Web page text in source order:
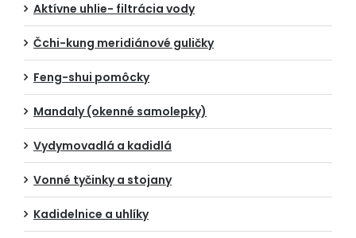
Aktívne uhlie- filtrácia vody
Čchi-kung meridiánové guličky
Feng-shui pomôcky
Mandaly (okenné samolepky)
Vydymovadlá a kadidlá
Vonné tyčinky a stojany
Kadidelnice a uhlíky